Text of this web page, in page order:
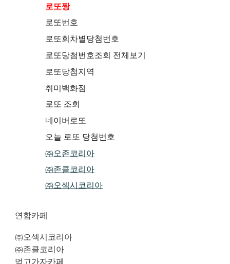
로또짱
로또번호
로또회차별당첨번호
로또당첨번호조회 전체보기
로또당첨지역
취미백화점
로또 조회
네이버로또
오늘 로또 당첨번호
㈜오존코리아
㈜존클코리아
㈜오섹시코리아
연합카페
㈜오섹시코리아
㈜존클코리아
먹고가자카페